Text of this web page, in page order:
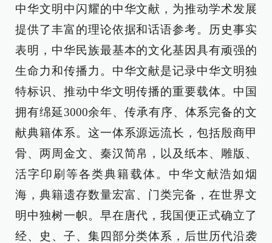
中华文明中闪耀的中华文献，为推动学术发展
提供了丰富的理论依据和话语参考。历史事实
表明，中华民族最基本的文化基因具有顽强的
生命力和传播力。中华文献是记录中华文明独
特标识、推动中华文明传播的重要载体。中国
拥有绵延3000余年、传承有序、体系完备的文
献典籍体系。这一体系源远流长，包括殷商甲
骨、两周金文、秦汉简帛，以及纸本、雕版、
活字印刷等各类典籍载体。中华文献浩如烟
海，典籍遗存数量宏富、门类完备，在世界文
明中独树一帜。早在唐代，我国便正式确立了
经、史、子、集四部分类体系，后世历代沿袭